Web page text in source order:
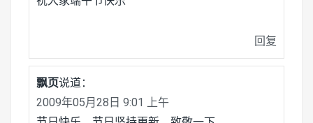
回复
飘页说道：
2009年05月28日 9:01 上午